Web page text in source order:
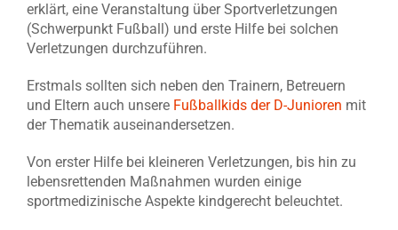
erklärt, eine Veranstaltung über Sportverletzungen
(Schwerpunkt Fußball) und erste Hilfe bei solchen
Verletzungen durchzuführen.
Erstmals sollten sich neben den Trainern, Betreuern
und Eltern auch unsere Fußballkids der D-Junioren mit
der Thematik auseinandersetzen.
Von erster Hilfe bei kleineren Verletzungen, bis hin zu
lebensrettenden Maßnahmen wurden einige
sportmedizinische Aspekte kindgerecht beleuchtet.